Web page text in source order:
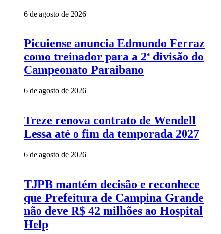
6 de agosto de 2026
Picuiense anuncia Edmundo Ferraz
como treinador para a 2ª divisão do
Campeonato Paraibano
6 de agosto de 2026
Treze renova contrato de Wendell
Lessa até o fim da temporada 2027
6 de agosto de 2026
TJPB mantém decisão e reconhece
que Prefeitura de Campina Grande
não deve R$ 42 milhões ao Hospital
Help